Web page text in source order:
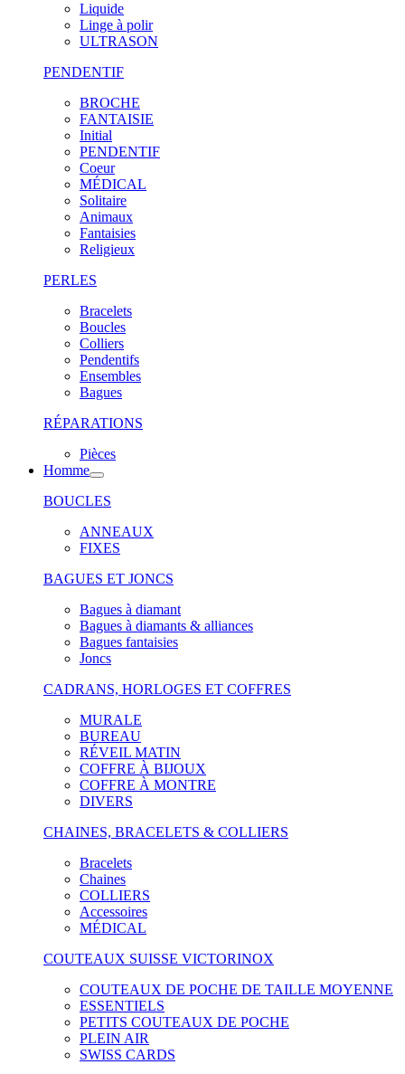
Liquide
Linge à polir
ULTRASON
PENDENTIF
BROCHE
FANTAISIE
Initial
PENDENTIF
Coeur
MÉDICAL
Solitaire
Animaux
Fantaisies
Religieux
PERLES
Bracelets
Boucles
Colliers
Pendentifs
Ensembles
Bagues
RÉPARATIONS
Pièces
Homme
BOUCLES
ANNEAUX
FIXES
BAGUES ET JONCS
Bagues à diamant
Bagues à diamants & alliances
Bagues fantaisies
Joncs
CADRANS, HORLOGES ET COFFRES
MURALE
BUREAU
RÉVEIL MATIN
COFFRE À BIJOUX
COFFRE À MONTRE
DIVERS
CHAINES, BRACELETS & COLLIERS
Bracelets
Chaines
COLLIERS
Accessoires
MÉDICAL
COUTEAUX SUISSE VICTORINOX
COUTEAUX DE POCHE DE TAILLE MOYENNE
ESSENTIELS
PETITS COUTEAUX DE POCHE
PLEIN AIR
SWISS CARDS